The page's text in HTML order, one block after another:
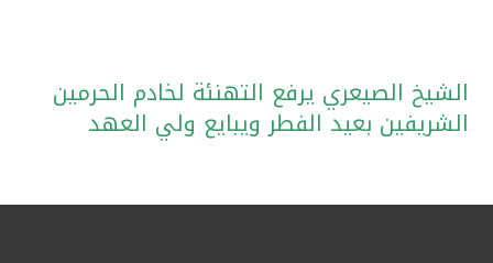
الشيخ الصيعري يرفع التهنئة لخادم الحرمين
الشريفين بعيد الفطر ويبايع ولي العهد